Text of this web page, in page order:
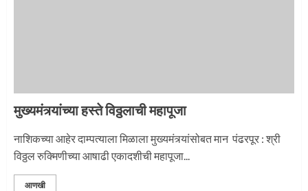
मुख्यमंत्र्यांच्या हस्ते विठ्ठलाची महापूजा
नाशिकच्या आहेर दाम्पत्याला मिळाला मुख्यमंत्र्यांसोबत मान पंढरपूर : श्री
विठ्ठल रुक्मिणीच्या आषाढी एकादशीची महापूजा...
आणखी